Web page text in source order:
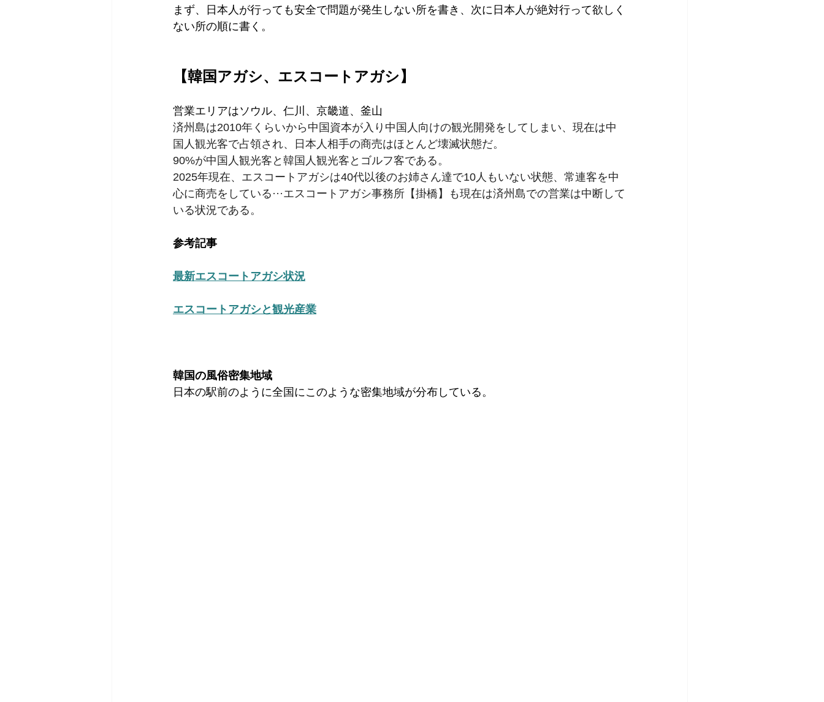
まず、日本人が行っても安全で問題が発生しない所を書き、次に日本人が絶対行って欲しく
ない所の順に書く。
【韓国アガシ、エスコートアガシ】
営業エリアはソウル、仁川、京畿道、釜山
済州島は2010年くらいから中国資本が入り中国人向けの観光開発をしてしまい、現在は中
国人観光客で占領され、日本人相手の商売はほとんど壊滅状態だ。
90%が中国人観光客と韓国人観光客とゴルフ客である。
2025年現在、エスコートアガシは40代以後のお姉さん達で10人もいない状態、常連客を中
心に商売をしている···エスコートアガシ事務所【掛橋】も現在は済州島での営業は中断して
いる状況である。
参考記事
最新エスコートアガシ状況
エスコートアガシと観光産業
韓国の風俗密集地域
日本の駅前のように全国にこのような密集地域が分布している。